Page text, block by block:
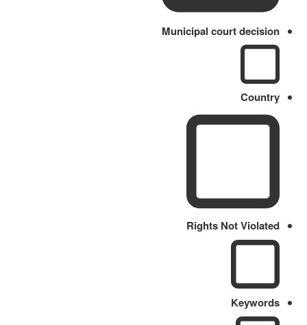
Municipal court decision
Country
Rights Not Violated
Keywords